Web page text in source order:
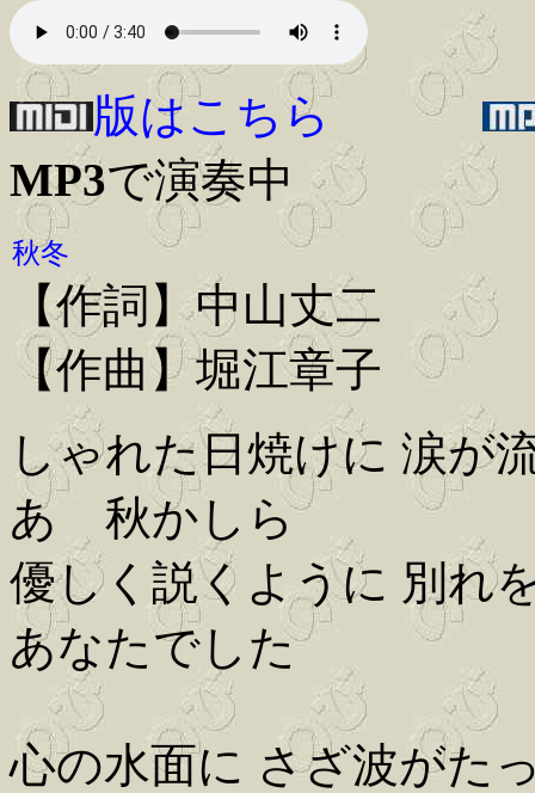
版はこちら
MP3で演奏中
秋冬
【作詞】中山丈二
【作曲】堀江章子
しゃれた日焼けに 涙が
あゝ秋かしら
優しく説くように 別れ
あなたでした
心の水面に さざ波がた